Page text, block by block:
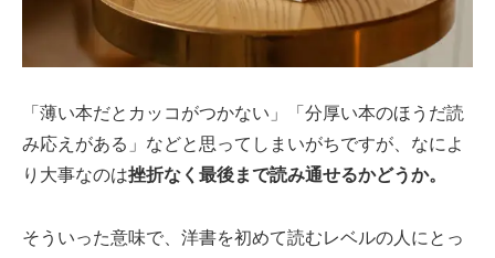
「薄い本だとカッコがつかない」「分厚い本のほうだ読
み応えがある」などと思ってしまいがちですが、なによ
り大事なのは挫折なく最後まで読み通せるかどうか。
そういった意味で、洋書を初めて読むレベルの人にとっ